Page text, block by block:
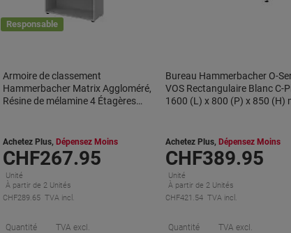
Responsable
Armoire de classement
Hammerbacher Matrix Aggloméré,
Résine de mélamine 4 Étagères
Achetez Plus, Dépensez Moins
CHF267.95
Unité
À partir de 2 Unités
CHF289.65 TVA incl.
Quantité TVA excl.
Économies
Bureau Hammerbacher O-
VOS Rectangulaire Blanc C-
1600 (L) x 800 (P) x 850 (H)
Achetez Plus, Dépensez Moins
CHF389.95
Unité
À partir de 2 Unités
CHF421.54 TVA incl.
Quantité TVA excl.